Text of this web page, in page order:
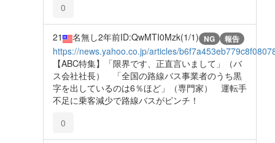
0
21 名無し2年前ID:QwMTI0Mzk(1/1) NG 報告
https://news.yahoo.co.jp/articles/
【ABC特集】「限界です、正直言いまして」（バ
ス会社社長） 「全国の路線バス事業者のうち黒
字を出しているのは6％ほど」（専門家） 運転手
不足に乗客減少で路線バスがピンチ！
0